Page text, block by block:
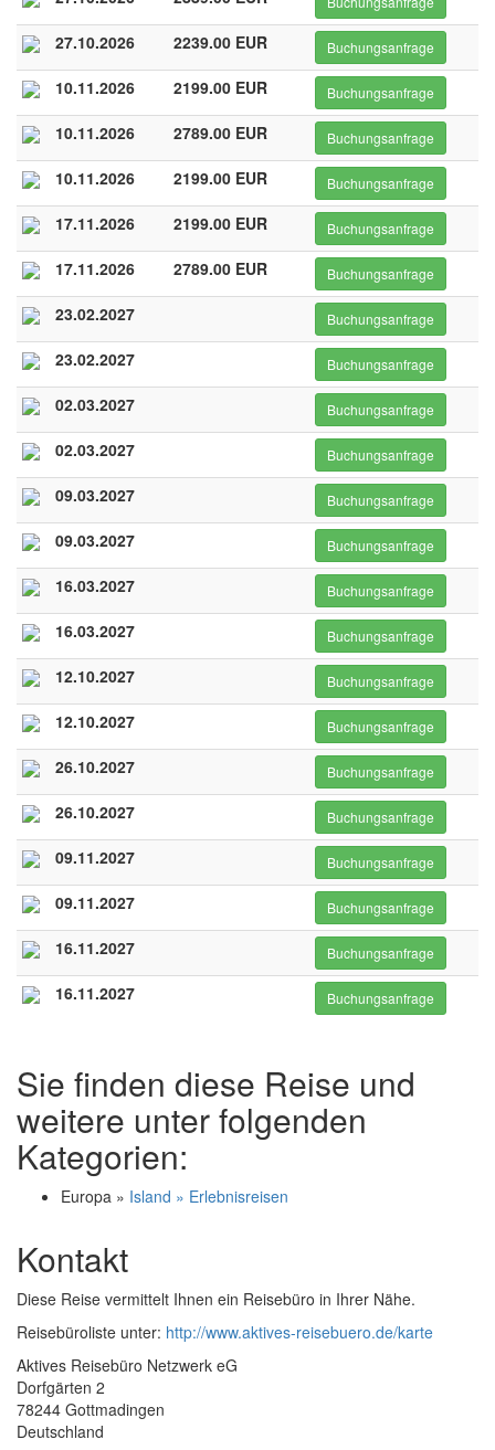
27.10.2026 2239.00 EUR Buchungsanfrage
10.11.2026 2199.00 EUR Buchungsanfrage
10.11.2026 2789.00 EUR Buchungsanfrage
10.11.2026 2199.00 EUR Buchungsanfrage
17.11.2026 2199.00 EUR Buchungsanfrage
17.11.2026 2789.00 EUR Buchungsanfrage
23.02.2027 Buchungsanfrage
23.02.2027 Buchungsanfrage
02.03.2027 Buchungsanfrage
02.03.2027 Buchungsanfrage
09.03.2027 Buchungsanfrage
09.03.2027 Buchungsanfrage
16.03.2027 Buchungsanfrage
16.03.2027 Buchungsanfrage
12.10.2027 Buchungsanfrage
12.10.2027 Buchungsanfrage
26.10.2027 Buchungsanfrage
26.10.2027 Buchungsanfrage
09.11.2027 Buchungsanfrage
09.11.2027 Buchungsanfrage
16.11.2027 Buchungsanfrage
16.11.2027 Buchungsanfrage
Sie finden diese Reise und
weitere unter folgenden
Kategorien:
Europa » Island » Erlebnisreisen
Kontakt
Diese Reise vermittelt Ihnen ein Reisebüro in Ihrer Nähe.
Reisebüroliste unter: http://www.aktives-reisebuero.de/karte
Aktives Reisebüro Netzwerk eG
Dorfgärten 2
78244 Gottmadingen
Deutschland